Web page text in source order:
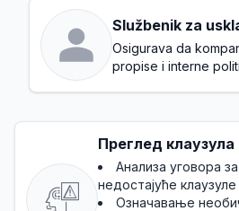
Službenik za
Osigurava da
propise i interne
Преглед клаузула
Анализа уговора
недостајуће клаузуле
Означавање